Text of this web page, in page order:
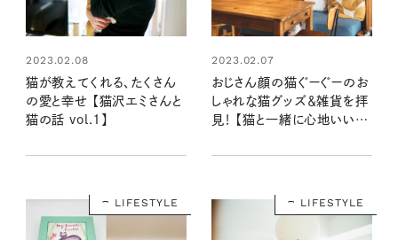
2023.02.08
猫が教えてくれる、たくさん
の愛と幸せ 【猫沢エミさんと
猫の話 vol.1】
2023.02.07
おじさん顔の猫ぐーぐーのお
しゃれな猫グッズ＆雑貨を拝
見！ 【猫と一緒に心地いい暮
LIFESTYLE LIFESTYLE